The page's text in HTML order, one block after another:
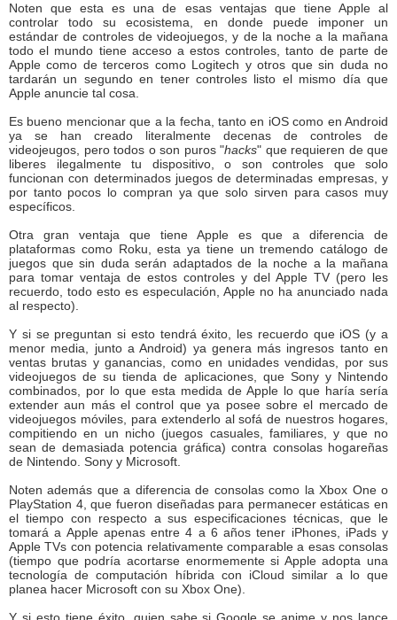
Noten que esta es una de esas ventajas que tiene Apple al
controlar todo su ecosistema, en donde puede imponer un
estándar de controles de videojuegos, y de la noche a la mañana
todo el mundo tiene acceso a estos controles, tanto de parte de
Apple como de terceros como Logitech y otros que sin duda no
tardarán un segundo en tener controles listo el mismo día que
Apple anuncie tal cosa.
Es bueno mencionar que a la fecha, tanto en iOS como en Android
ya se han creado literalmente decenas de controles de
videojeugos, pero todos o son puros "hacks" que requieren de que
liberes ilegalmente tu dispositivo, o son controles que solo
funcionan con determinados juegos de determinadas empresas, y
por tanto pocos lo compran ya que solo sirven para casos muy
específicos.
Otra gran ventaja que tiene Apple es que a diferencia de
plataformas como Roku, esta ya tiene un tremendo catálogo de
juegos que sin duda serán adaptados de la noche a la mañana
para tomar ventaja de estos controles y del Apple TV (pero les
recuerdo, todo esto es especulación, Apple no ha anunciado nada
al respecto).
Y si se preguntan si esto tendrá éxito, les recuerdo que iOS (y a
menor media, junto a Android) ya genera más ingresos tanto en
ventas brutas y ganancias, como en unidades vendidas, por sus
videojuegos de su tienda de aplicaciones, que Sony y Nintendo
combinados, por lo que esta medida de Apple lo que haría sería
extender aun más el control que ya posee sobre el mercado de
videojuegos móviles, para extenderlo al sofá de nuestros hogares,
compitiendo en un nicho (juegos casuales, familiares, y que no
sean de demasiada potencia gráfica) contra consolas hogareñas
de Nintendo. Sony y Microsoft.
Noten además que a diferencia de consolas como la Xbox One o
PlayStation 4, que fueron diseñadas para permanecer estáticas en
el tiempo con respecto a sus especificaciones técnicas, que le
tomará a Apple apenas entre 4 a 6 años tener iPhones, iPads y
Apple TVs con potencia relativamente comparable a esas consolas
(tiempo que podría acortarse enormemente si Apple adopta una
tecnología de computación híbrida con iCloud similar a lo que
planea hacer Microsoft con su Xbox One).